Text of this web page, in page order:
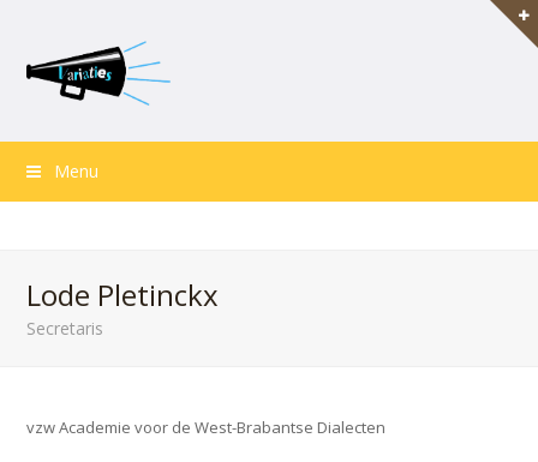
Menu
Lode Pletinckx
Secretaris
vzw Academie voor de West-Brabantse Dialecten